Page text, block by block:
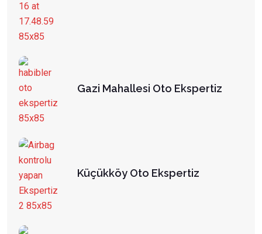
Gazi Mahallesi Oto Ekspertiz
Küçükköy Oto Ekspertiz